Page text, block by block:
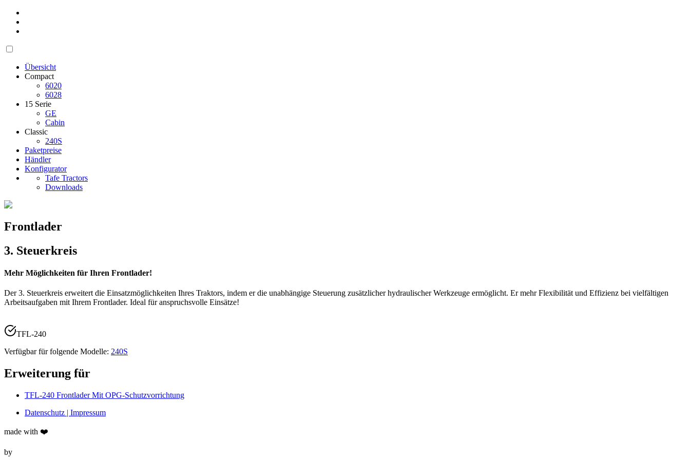
Übersicht
Compact
6020
6028
15 Serie
GE
Cabin
Classic
240S
Paketpreise
Händler
Konfigurator
Tafe Tractors
Downloads
Frontlader
3. Steuerkreis
Mehr Möglichkeiten für Ihren Frontlader!
Der 3. Steuerkreis erweitert die Einsatzmöglichkeiten Ihres Traktors, indem er die unabhängige Steuerung zusätzlicher hydraulischer Werkzeuge ermöglicht. Er mehr Flexibilität und Effizienz bei vielfältigen
Arbeitsaufgaben mit Ihrem Frontlader. Ideal für anspruchsvolle Einsätze!
TFL-240
Verfügbar für folgende Modelle: 240S
Erweiterung für
TFL-240 Frontlader Mit OPG-Schutzvorrichtung
Datenschutz | Impressum
made with ❤️
by